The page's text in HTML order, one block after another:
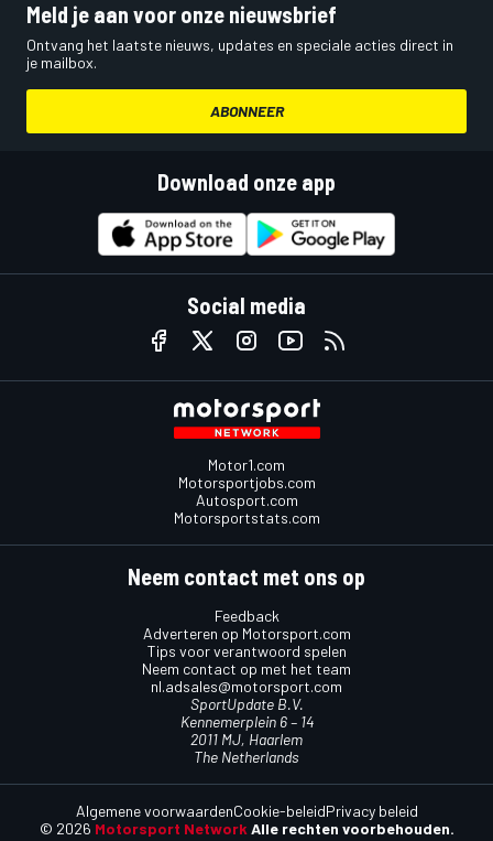
Meld je aan voor onze nieuwsbrief
Ontvang het laatste nieuws, updates en speciale acties direct in
je mailbox.
ABONNEER
Download onze app
Social media
Motor1.com
Motorsportjobs.com
Autosport.com
Motorsportstats.com
Neem contact met ons op
Feedback
Adverteren op Motorsport.com
Tips voor verantwoord spelen
Neem contact op met het team
nl.adsales@motorsport.com
SportUpdate B.V.
Kennemerplein 6 – 14
2011 MJ, Haarlem
The Netherlands
© 2026 Motorsport Network Alle rechten voorbehouden.
Algemene voorwaardenCookie-beleidPrivacy beleid